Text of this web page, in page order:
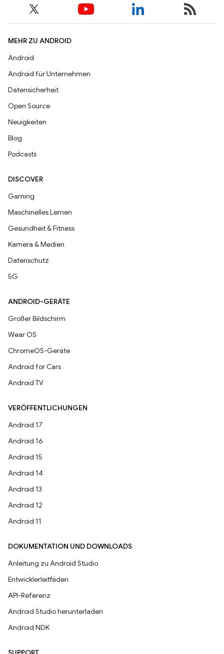
MEHR ZU ANDROID
Android
Android für Unternehmen
Datensicherheit
Open Source
Neuigkeiten
Blog
Podcasts
DISCOVER
Gaming
Maschinelles Lernen
Gesundheit & Fitness
Kamera & Medien
Datenschutz
5G
ANDROID-GERÄTE
Großer Bildschirm
Wear OS
ChromeOS-Geräte
Android for Cars
Android TV
VERÖFFENTLICHUNGEN
Android 17
Android 16
Android 15
Android 14
Android 13
Android 12
Android 11
DOKUMENTATION UND DOWNLOADS
Anleitung zu Android Studio
Entwicklerleitfäden
API-Referenz
Android Studio herunterladen
Android NDK